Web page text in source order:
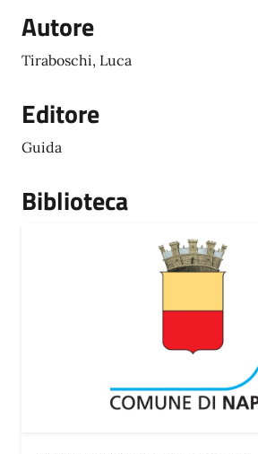
Autore
Tiraboschi, Luca
Editore
Guida
Biblioteca